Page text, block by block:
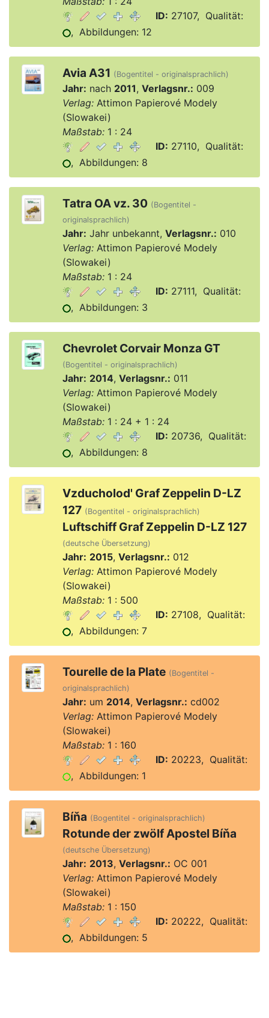
ID: 27107, Qualität:
, Abbildungen: 12
Avia A31 (Bogentitel - originalsprachlich)
Jahr: nach 2011, Verlagsnr.: 009
Verlag:Attimon Papierové Modely
(Slowakei)
Maßstab:1 : 24
ID: 27110, Qualität:
, Abbildungen: 8
Tatra OA vz. 30 (Bogentitel -
originalsprachlich)
Jahr: Jahr unbekannt, Verlagsnr.: 010
Verlag:Attimon Papierové Modely
(Slowakei)
Maßstab:1 : 24
ID: 27111, Qualität:
, Abbildungen: 3
Chevrolet Corvair Monza GT
(Bogentitel - originalsprachlich)
Jahr: 2014, Verlagsnr.: 011
Verlag:Attimon Papierové Modely
(Slowakei)
Maßstab:1 : 24 + 1 : 24
ID: 20736, Qualität:
, Abbildungen: 8
Vzducholod' Graf Zeppelin D-LZ
127 (Bogentitel - originalsprachlich)
Luftschiff Graf Zeppelin D-LZ 127
(deutsche Übersetzung)
Jahr: 2015, Verlagsnr.: 012
Verlag:Attimon Papierové Modely
(Slowakei)
Maßstab:1 : 500
ID: 27108, Qualität:
, Abbildungen: 7
Tourelle de la Plate (Bogentitel -
originalsprachlich)
Jahr: um 2014, Verlagsnr.: cd002
Verlag:Attimon Papierové Modely
(Slowakei)
Maßstab:1 : 160
ID: 20223, Qualität:
, Abbildungen: 1
Bíňa (Bogentitel - originalsprachlich)
Rotunde der zwölf Apostel Bíňa
(deutsche Übersetzung)
Jahr: 2013, Verlagsnr.: OC 001
Verlag:Attimon Papierové Modely
(Slowakei)
Maßstab:1 : 150
ID: 20222, Qualität:
, Abbildungen: 5